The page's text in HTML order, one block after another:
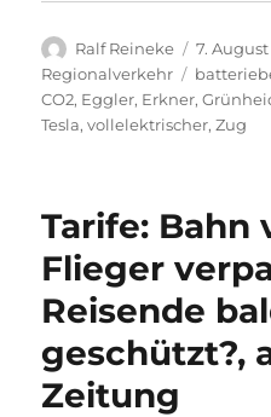
Autor
Ralf Reineke
am
7.
Regionalverkehr
CO2, Eggler, Erkner,
Tesla,vollelektrischer,Zug
Tarife: Bahn
Flieger
Reisende
geschützt?,
Zeitung